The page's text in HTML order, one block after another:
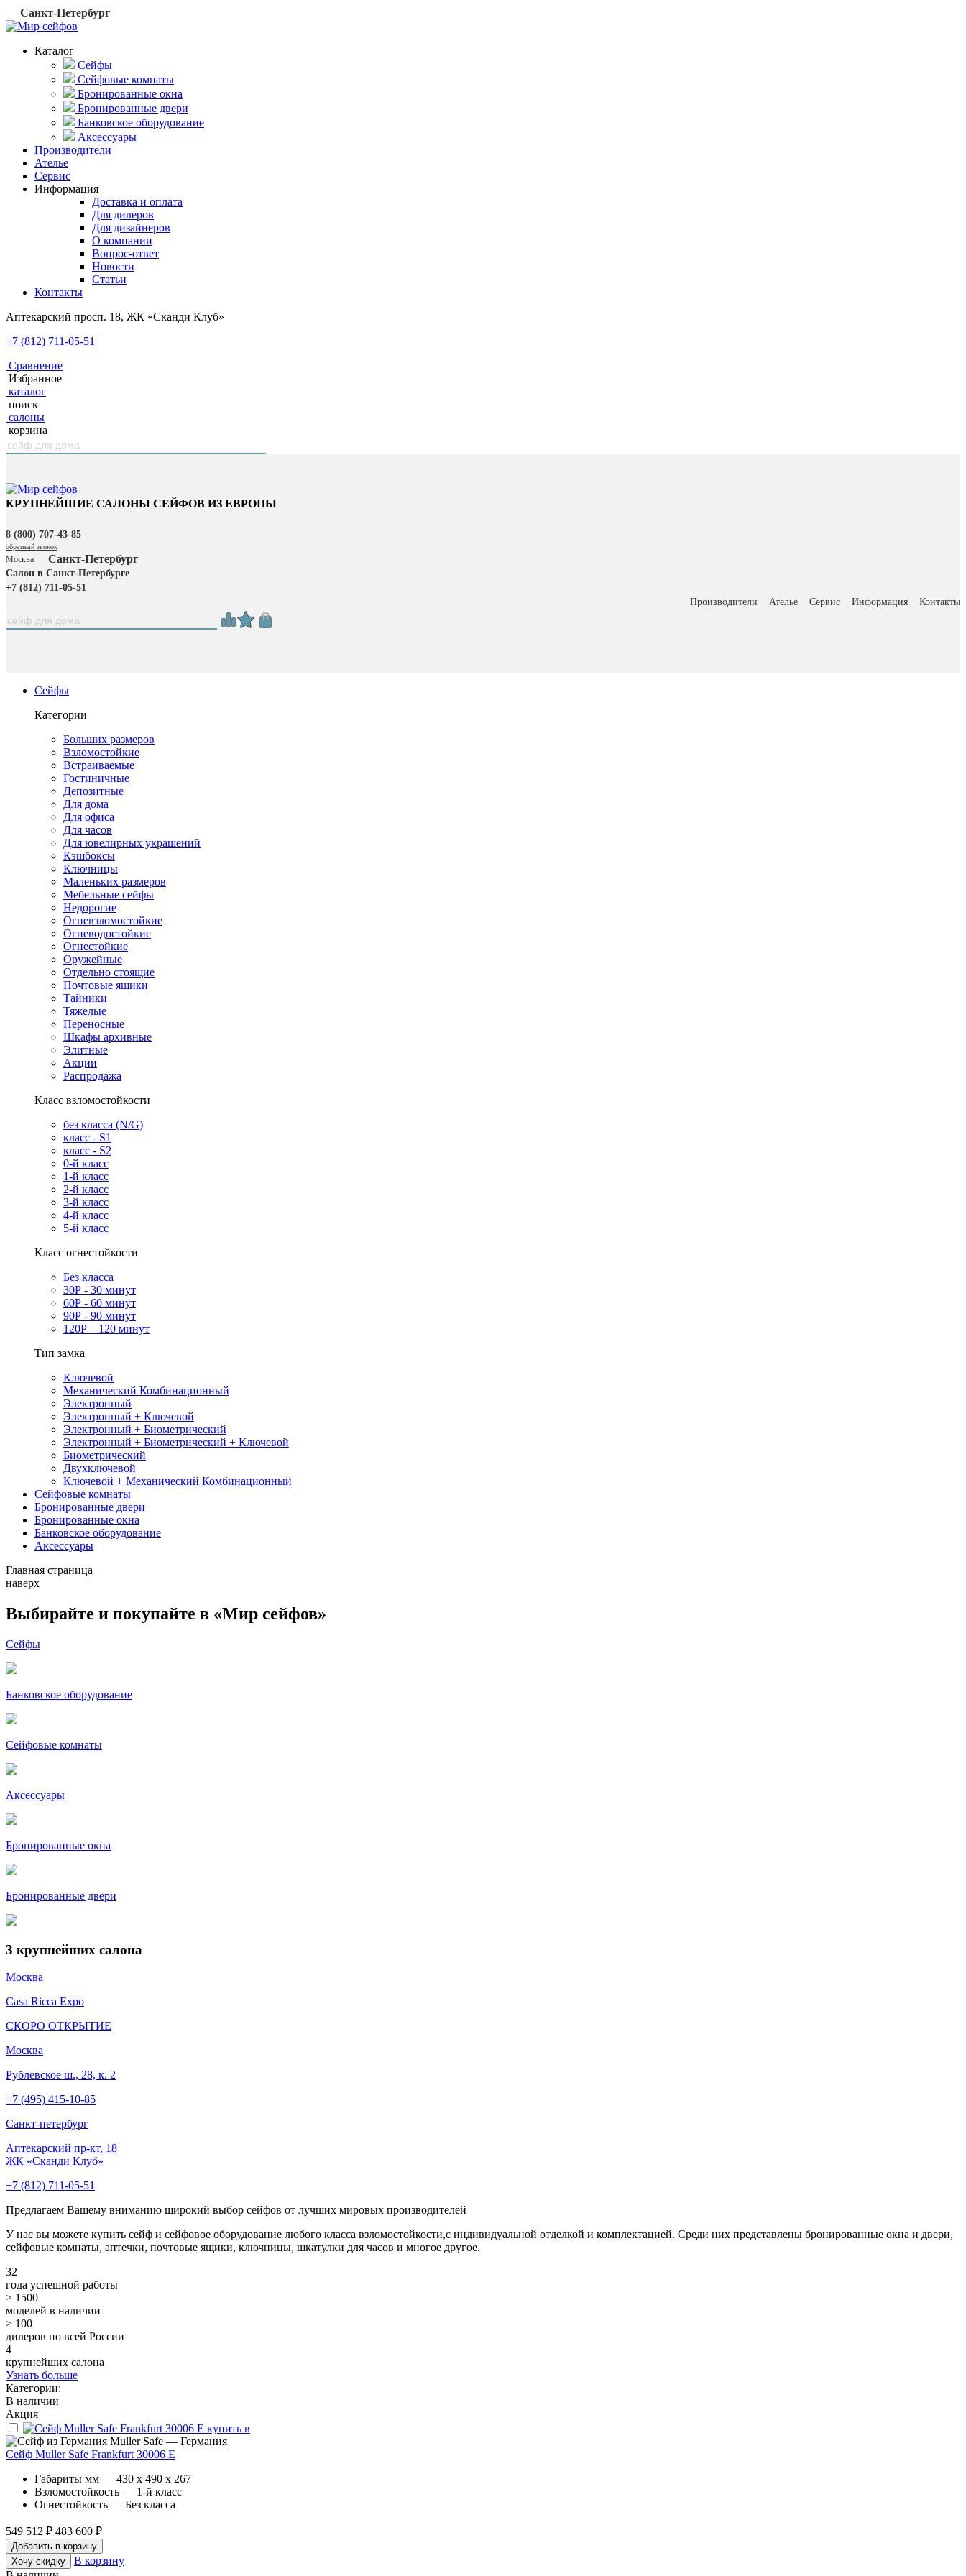
Санкт-Петербург
Каталог
Сейфы
Сейфовые комнаты
Бронированные окна
Бронированные двери
Банковское оборудование
Аксессуары
Производители
Ателье
Сервис
Информация
Доставка и оплата
Для дилеров
Для дизайнеров
О компании
Вопрос-ответ
Новости
Статьи
Контакты
Аптекарский просп. 18, ЖК «Сканди Клуб»
+7 (812) 711-05-51
Сравнение
Избранное
каталог
поиск
салоны
корзина
КРУПНЕЙШИЕ САЛОНЫ СЕЙФОВ ИЗ ЕВРОПЫ
8 (800) 707-43-85
обратный звонок
Москва Санкт-Петербург
Салон в Санкт-Петербурге
+7 (812) 711-05-51
Производители
Ателье Сервис Информация Контакты
Сейфы
Категории
Больших размеров
Взломостойкие
Встраиваемые
Гостиничные
Депозитные
Для дома
Для офиса
Для часов
Для ювелирных украшений
Кэшбоксы
Ключницы
Маленьких размеров
Мебельные сейфы
Недорогие
Огневзломостойкие
Огневодостойкие
Огнестойкие
Оружейные
Отдельно стоящие
Почтовые ящики
Тайники
Тяжелые
Переносные
Шкафы архивные
Элитные
Акции
Распродажа
Класс взломостойкости
без класса (N/G)
класс - S1
класс - S2
0-й класс
1-й класс
2-й класс
3-й класс
4-й класс
5-й класс
Класс огнестойкости
Без класса
30Р - 30 минут
60Р - 60 минут
90Р - 90 минут
120Р – 120 минут
Тип замка
Ключевой
Механический Комбинационный
Электронный
Электронный + Ключевой
Электронный + Биометрический
Электронный + Биометрический + Ключевой
Биометрический
Двухключевой
Ключевой + Механический Комбинационный
Сейфовые комнаты
Бронированные двери
Бронированные окна
Банковское оборудование
Аксессуары
Главная страница
наверх
Выбирайте и покупайте в «Мир сейфов»
Сейфы
Банковское оборудование
Сейфовые комнаты
Аксессуары
Бронированные окна
Бронированные двери
3 крупнейших салона
Москва
Casa Ricca Expo
СКОРО ОТКРЫТИЕ
Москва
Рублевское ш., 28, к. 2
+7 (495) 415-10-85
Cанкт-петербург
Аптекарский пр-кт, 18
ЖК «Сканди Клуб»
+7 (812) 711-05-51
Предлагаем Вашему вниманию широкий выбор сейфов от лучших мировых производителей
У нас вы можете купить сейф и сейфовое оборудование любого класса взломостойкости,с индивидуальной отделкой и комплектацией. Среди них представлены бронированные окна и двери,
сейфовые комнаты, аптечки, почтовые ящики, ключницы, шкатулки для часов и многое другое.
32
года успешной работы
> 1500
моделей в наличии
> 100
дилеров по всей России
4
крупнейших салона
Узнать больше
Категории:
В наличии
Акция
Muller Safe — Германия
Сейф Muller Safe Frankfurt 30006 E
Габариты мм — 430 x 490 x 267
Взломостойкость — 1-й класс
Огнестойкость — Без класса
549 512 ₽ 483 600 ₽
Добавить в корзину
Хочу скидку
В корзину